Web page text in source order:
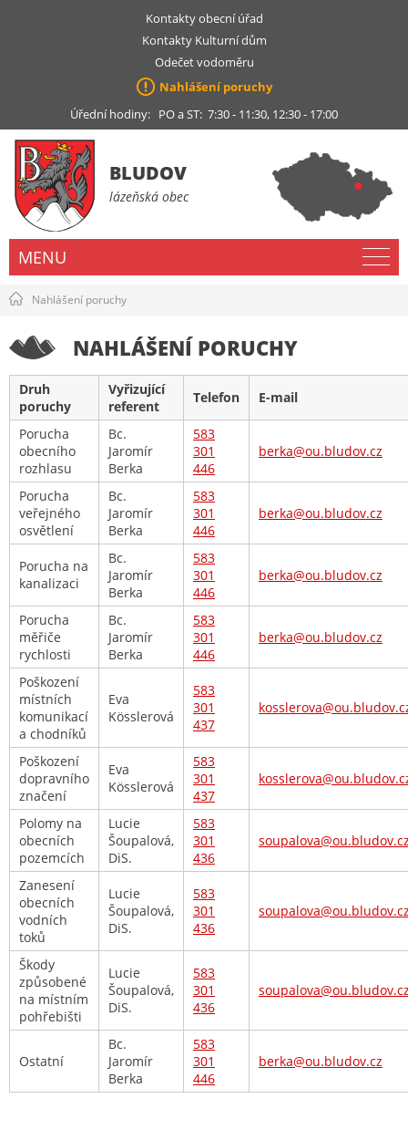
Kontakty obecní úřad
Kontakty Kulturní dům
Odečet vodoměru
Nahlášení poruchy
Úřední hodiny: PO a ST: 7:30 - 11:30, 12:30 - 17:00
BLUDOV
lázeňská obec
MENU
Nahlášení poruchy
NAHLÁŠENÍ PORUCHY
Druh
poruchy
Vyřizující
referent
Telefon E-mail
Porucha
obecního
rozhlasu
Bc.
Jaromír
Berka
583
301
446
berka@ou.bludov.cz
Porucha
veřejného
osvětlení
Bc.
Jaromír
Berka
583
301
446
berka@ou.bludov.cz
Porucha na
kanalizaci
Bc.
Jaromír
Berka
583
301
446
berka@ou.bludov.cz
Porucha
měřiče
rychlosti
Bc.
Jaromír
Berka
583
301
446
berka@ou.bludov.cz
Poškození
místních
komunikací
a chodníků
Eva
Kösslerová
583
301
437
Poškození
dopravního
značení
Eva
Kösslerová
583
301
437
Polomy na
obecních
pozemcích
Lucie
Šoupalová,
DiS.
583
301
436
Zanesení
obecních
vodních
toků
Lucie
Šoupalová,
DiS.
583
301
436
Škody
způsobené
na místním
pohřebišti
Lucie
Šoupalová,
DiS.
583
301
436
Ostatní
Bc.
Jaromír
Berka
583
301
446
berka@ou.bludov.cz